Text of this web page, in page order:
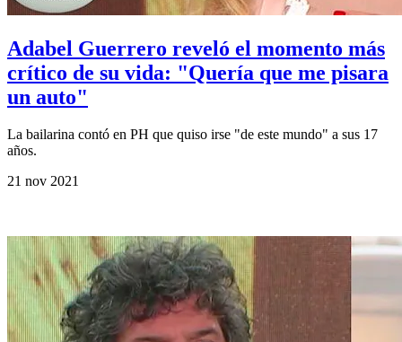
Adabel Guerrero reveló el momento más
crítico de su vida: "Quería que me pisara
un auto"
La bailarina contó en PH que quiso irse "de este mundo" a sus 17
años.
21 nov 2021